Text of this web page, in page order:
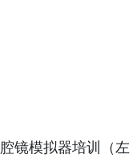
镜模拟器培训（左